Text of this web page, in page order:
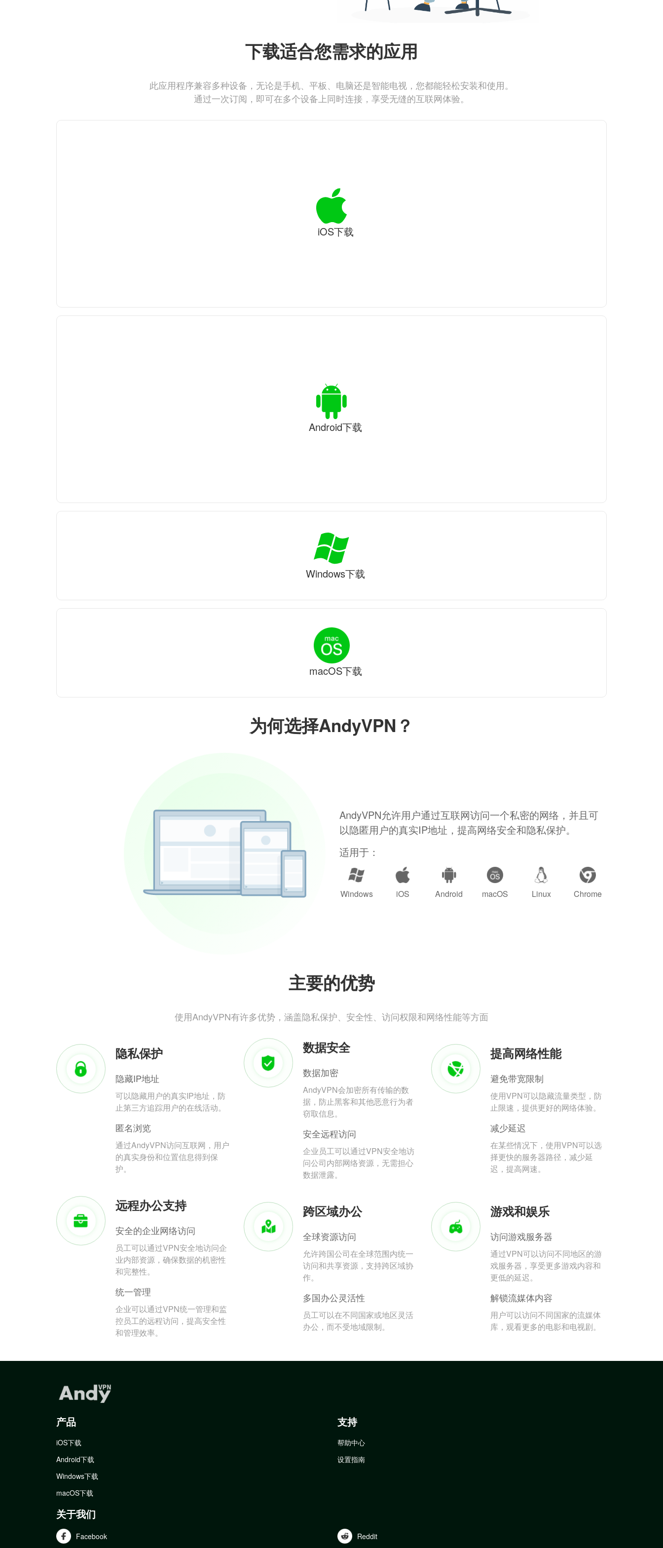
为何选择AndyVPN？
AndyVPN允许用户通过互联网访问一个私密的网络，并且可
以隐匿用户的真实IP地址，提高网络安全和隐私保护。
适用于：
Windows iOS Android macOS Linux Chrome
主要的优势
使用AndyVPN有许多优势，涵盖隐私保护、安全性、访问权限和网络性能等方面
隐私保护
隐藏IP地址
可以隐藏用户的真实IP地址，防
止第三方追踪用户的在线活动。
匿名浏览
通过AndyVPN访问互联网，用户
的真实身份和位置信息得到保
护。
数据安全
数据加密
AndyVPN会加密所有传输的数
据，防止黑客和其他恶意行为者
窃取信息。
安全远程访问
企业员工可以通过VPN安全地访
问公司内部网络资源，无需担心
数据泄露。
提高网络性能
避免带宽限制
使用VPN可以隐藏流量类型，防
止限速，提供更好的网络体验。
减少延迟
在某些情况下，使用VPN可以选
择更快的服务器路径，减少延
迟，提高网速。
远程办公支持
安全的企业网络访问
员工可以通过VPN安全地访问企
业内部资源，确保数据的机密性
和完整性。
统一管理
企业可以通过VPN统一管理和监
控员工的远程访问，提高安全性
和管理效率。
跨区域办公
全球资源访问
允许跨国公司在全球范围内统一
访问和共享资源，支持跨区域协
作。
多国办公灵活性
员工可以在不同国家或地区灵活
办公，而不受地域限制。
游戏和娱乐
访问游戏服务器
通过VPN可以访问不同地区的游
戏服务器，享受更多游戏内容和
更低的延迟。
解锁流媒体内容
用户可以访问不同国家的流媒体
库，观看更多的电影和电视剧。
下载适合您需求的应用
此应用程序兼容多种设备，无论是手机、平板、电脑还是智能电视，您都能轻松安装和使用。
通过一次订阅，即可在多个设备上同时连接，享受无缝的互联网体验。
iOS下载
Android下载
Windows下载
macOS下载
产品
iOS下载
Android下载
Windows下载
macOS下载
支持
帮助中心
设置指南
关于我们
Facebook Reddit